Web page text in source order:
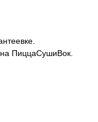
ПиццаСушиВок.